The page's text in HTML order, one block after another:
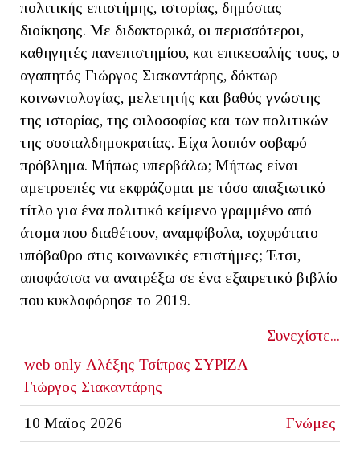
πολιτικής επιστήμης, ιστορίας, δημόσιας
διοίκησης. Με διδακτορικά, οι περισσότεροι,
καθηγητές πανεπιστημίου, και επικεφαλής τους, ο
αγαπητός Γιώργος Σιακαντάρης, δόκτωρ
κοινωνιολογίας, μελετητής και βαθύς γνώστης
της ιστορίας, της φιλοσοφίας και των πολιτικών
της σοσιαλδημοκρατίας. Είχα λοιπόν σοβαρό
πρόβλημα. Μήπως υπερβάλω; Μήπως είναι
αμετροεπές να εκφράζομαι με τόσο απαξιωτικό
τίτλο για ένα πολιτικό κείμενο γραμμένο από
άτομα που διαθέτουν, αναμφίβολα, ισχυρότατο
υπόβαθρο στις κοινωνικές επιστήμες; Έτσι,
αποφάσισα να ανατρέξω σε ένα εξαιρετικό βιβλίο
που κυκλοφόρησε το 2019.
Συνεχίστε...
web only Αλέξης Τσίπρας ΣΥΡΙΖΑ
Γιώργος Σιακαντάρης
10 Μαϊος 2026 Γνώμες